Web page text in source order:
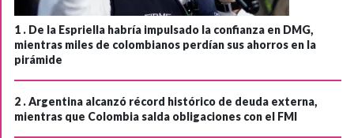
1 . De la Espriella habría impulsado la confianza en DMG,
mientras miles de colombianos perdían sus ahorros en la
pirámide
2 .Argentina alcanzó récord histórico de deuda externa,
mientras que Colombia salda obligaciones con el FMI